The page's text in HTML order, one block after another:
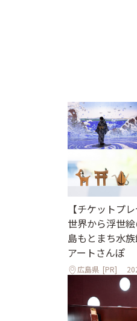
【チケットプ
世界から浮世
島もとまち水
アートさんぽ
広島県 [PR]